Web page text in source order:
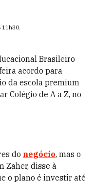
11h30.
Brasileiro
acordo para
da escola premium
Colégio de A a Z, no
do negócio, mas o
Zaher, disse à
o plano é investir até